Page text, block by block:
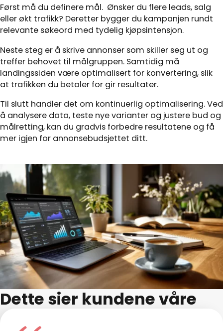
Først må du definere mål. Ønsker du flere leads, salg
eller økt trafikk? Deretter bygger du kampanjen rundt
relevante søkeord med tydelig kjøpsintensjon.
Neste steg er å skrive annonser som skiller seg ut og
treffer behovet til målgruppen. Samtidig må
landingssiden være optimalisert for konvertering, slik
at trafikken du betaler for gir resultater.
Til slutt handler det om kontinuerlig optimalisering. Ved
å analysere data, teste nye varianter og justere bud og
målretting, kan du gradvis forbedre resultatene og få
mer igjen for annonsebudsjettet ditt.
Dette sier kundene våre